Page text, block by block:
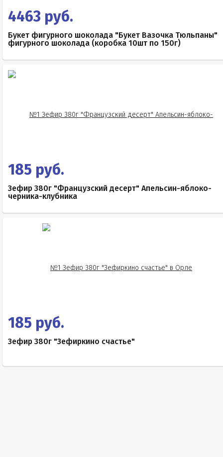
4463 руб.
Букет фигурного шоколада "Букет Вазочка Тюльпаны"
фигурного шоколада (коробка 10шт по 150г)
185 руб.
Зефир 380г "Французский десерт" Апельсин-яблоко-
черника-клубника
185 руб.
Зефир 380г "Зефиркино счастье"